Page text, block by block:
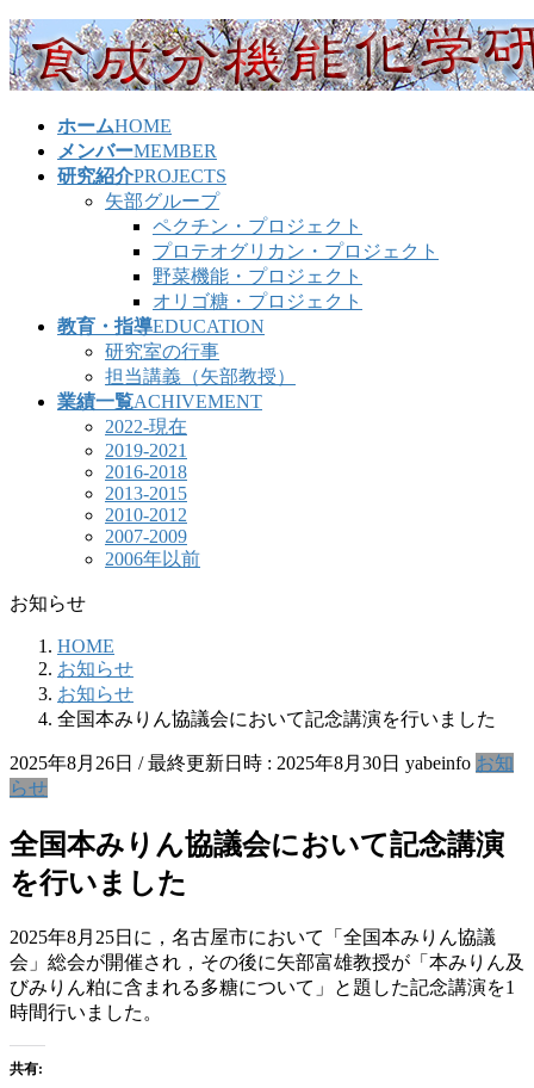
コ
ン
テ
ナ
ビ
ゲ
ホームHOME
メンバーMEMBER
研究紹介PROJECTS
矢部グループ
ペクチン・プロジェクト
プロテオグリカン・プロジェクト
野菜機能・プロジェクト
オリゴ糖・プロジェクト
教育・指導EDUCATION
研究室の行事
担当講義（矢部教授）
業績一覧ACHIVEMENT
2022-現在
2019-2021
2016-2018
2013-2015
2010-2012
2007-2009
2006年以前
お知らせ
HOME
お知らせ
お知らせ
全国本みりん協議会において記念講演を行いました
2025年8月26日 / 最終更新日時 : 2025年8月30日 yabeinfo お知
らせ
全国本みりん協議会において記念講演
を行いました
2025年8月25日に，名古屋市において「全国本みりん協議
会」総会が開催され，その後に矢部富雄教授が「本みりん及
びみりん粕に含まれる多糖について」と題した記念講演を1
時間行いました。
共有: